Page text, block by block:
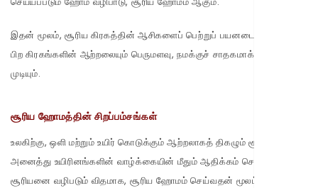
இதன் மூலம், சூரிய கிரகத்தின் ஆசிகளைப் பெற்றுப் பயனடைய முடியும்.
பிற கிரகங்களின் ஆற்றலையும் பெருமளவு, நமக்குச் சாதகமாக்கிக் கொள்ள
முடியும்.
சூரிய ஹோமத்தின் சிறப்பம்சங்கள்
உலகிற்கு, ஒளி மற்றும் உயிர் கொடுக்கும் ஆற்றலாகத் திகழும் சூரியன்,
அனைத்து உயிரினங்களின் வாழ்க்கையின் மீதும் ஆதிக்கம் செலுத்துகிறார்.
சூரியனை வழிபடும் விதமாக, சூரிய ஹோமம் செய்வதன் மூலம்,